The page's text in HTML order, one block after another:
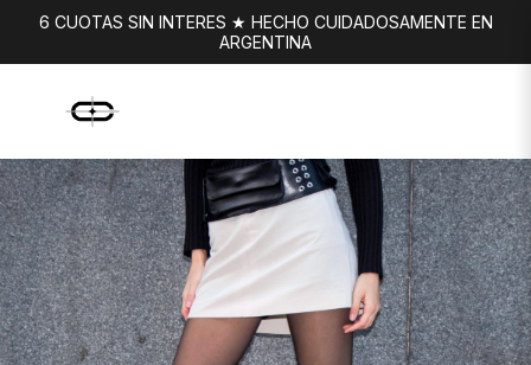
6 CUOTAS SIN INTERES ★ HECHO CUIDADOSAMENTE EN
ARGENTINA